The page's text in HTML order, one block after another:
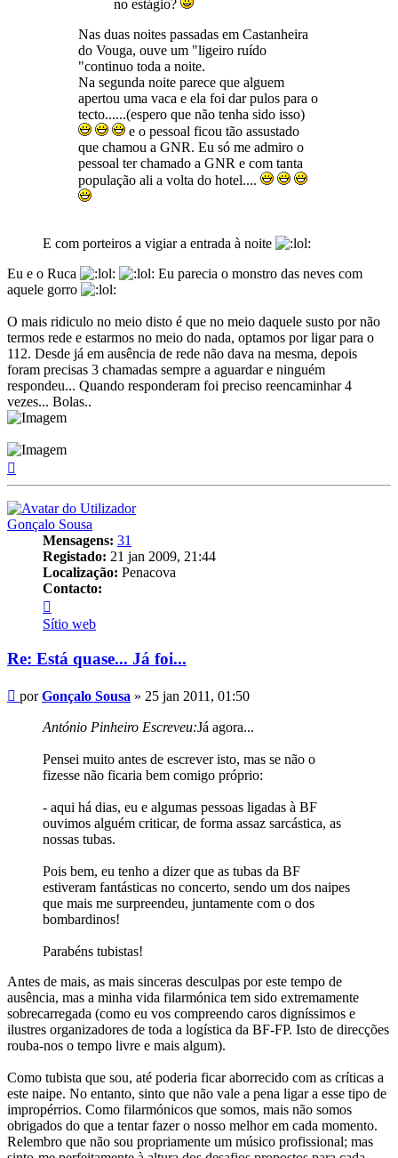
no estágio?
Nas duas noites passadas em Castanheira
do Vouga, ouve um "ligeiro ruído
"continuo toda a noite.
Na segunda noite parece que alguem
apertou uma vaca e ela foi dar pulos para o
tecto......(espero que não tenha sido isso)
e o pessoal ficou tão assustado
que chamou a GNR. Eu só me admiro o
pessoal ter chamado a GNR e com tanta
população ali a volta do hotel....
E com porteiros a vigiar a entrada à noite
Eu e o Ruca
Eu parecia o monstro das neves com
aquele gorro
O mais ridiculo no meio disto é que no meio daquele susto por não
termos rede e estarmos no meio do nada, optamos por ligar para o
112. Desde já em ausência de rede não dava na mesma, depois
foram precisas 3 chamadas sempre a aguardar e ninguém
respondeu... Quando responderam foi preciso reencaminhar 4
vezes... Bolas..
Gonçalo Sousa
Mensagens: 31
Registado: 21 jan 2009, 21:44
Localização: Penacova
Contacto:
Gonçalo
Sousa
Sítio web
Re: Está quase... Já foi...
Mensagem
porGonçalo Sousa » 25 jan 2011, 01:50
António Pinheiro Escreveu:Já agora...
Pensei muito antes de escrever isto, mas se não o
fizesse não ficaria bem comigo próprio:
- aqui há dias, eu e algumas pessoas ligadas à BF
ouvimos alguém criticar, de forma assaz sarcástica, as
nossas tubas.
Pois bem, eu tenho a dizer que as tubas da BF
estiveram fantásticas no concerto, sendo um dos naipes
que mais me surpreendeu, juntamente com o dos
bombardinos!
Parabéns tubistas!
Antes de mais, as mais sinceras desculpas por este tempo de
ausência, mas a minha vida filarmónica tem sido extremamente
sobrecarregada (como eu vos compreendo caros digníssimos e
ilustres organizadores de toda a logística da BF-FP. Isto de direcções
rouba-nos o tempo livre e mais algum).
Como tubista que sou, até poderia ficar aborrecido com as críticas a
este naipe. No entanto, sinto que não vale a pena ligar a esse tipo de
impropérrios. Como filarmónicos que somos, mais não somos
obrigados do que a tentar fazer o nosso melhor em cada momento.
Relembro que não sou propriamente um músico profissional; mas